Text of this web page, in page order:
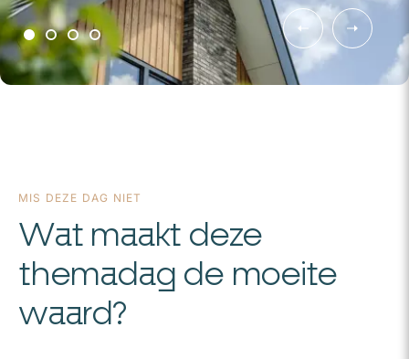
MIS DEZE DAG NIET
Wat maakt deze
themadag de moeite
waard?